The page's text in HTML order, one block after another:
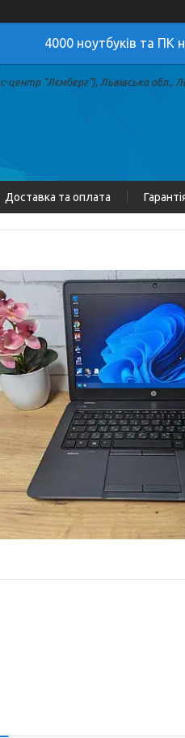
4000 ноутбуків та ПК
центр "Лємберг"), Львівська обл.,
Доставка та оплата